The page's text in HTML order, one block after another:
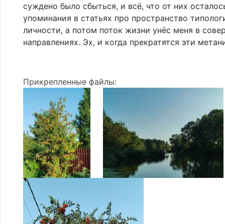
суждено было сбыться, и всё, что от них
упоминания в статьях про пространство
личности, а потом поток жизни унёс меня в
направлениях. Эх, и когда прекратятся эти
Прикрепленные файлы: